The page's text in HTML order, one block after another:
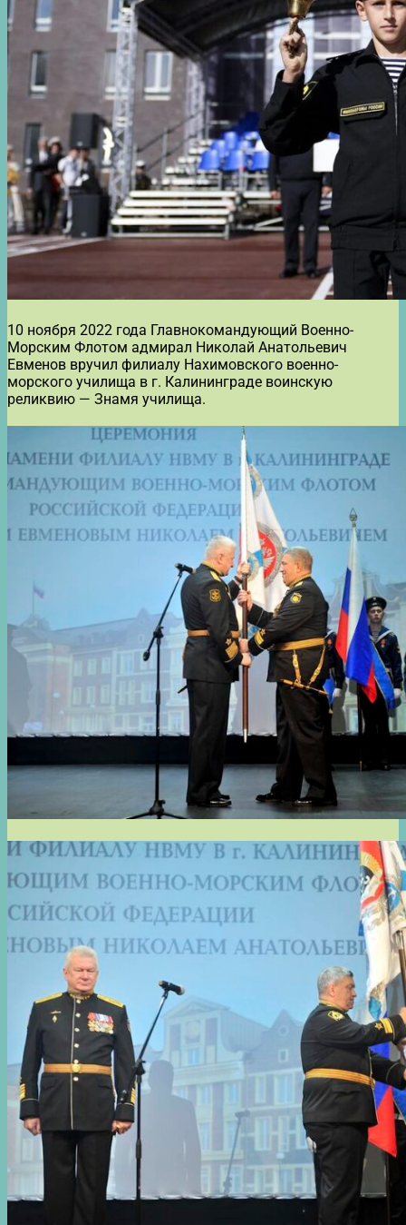
10 ноября 2022 года Главнокомандующий Военно-
Морским Флотом адмирал Николай Анатольевич
Евменов вручил филиалу Нахимовского военно-
морского училища в г. Калининграде воинскую
реликвию — Знамя училища.